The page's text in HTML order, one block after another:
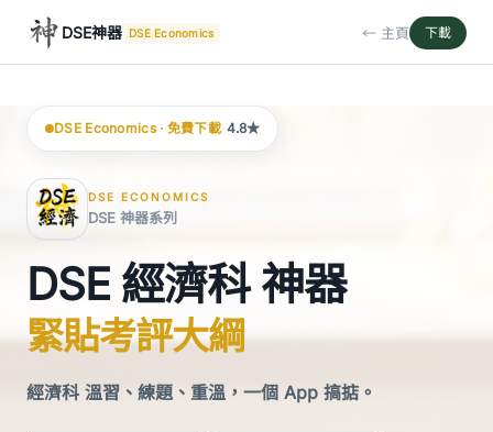
DSE神器 DSE Economics ← 主頁 下載
DSE Economics · 免費下載·4.8★
DSE ECONOMICS
DSE 神器系列
DSE 經濟科 神器
緊貼考評大綱
經濟科 溫習、練題、重溫，一個 App 搞掂。